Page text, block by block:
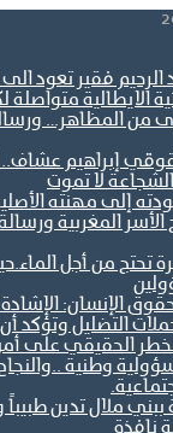
الرحيم فقير تعود
الايطالية
من المظاهر…
إبراهيم عشاف..
لا تموت
إلى مهنته
المغربية
تحتج من أجل
الإنسان: الإشادة
التضليل وتؤكد أن
الحقيقي على
2030 مسؤولية وطنية
ببني ملال تدين
نافذة